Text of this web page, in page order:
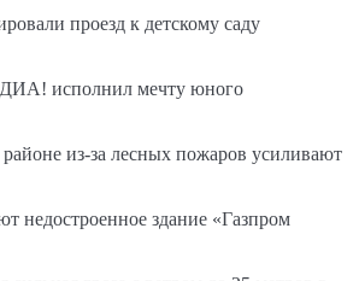
проезд к детскому саду
исполнил мечту юного
из-за лесных пожаров усиливают
недостроенное здание «Газпром